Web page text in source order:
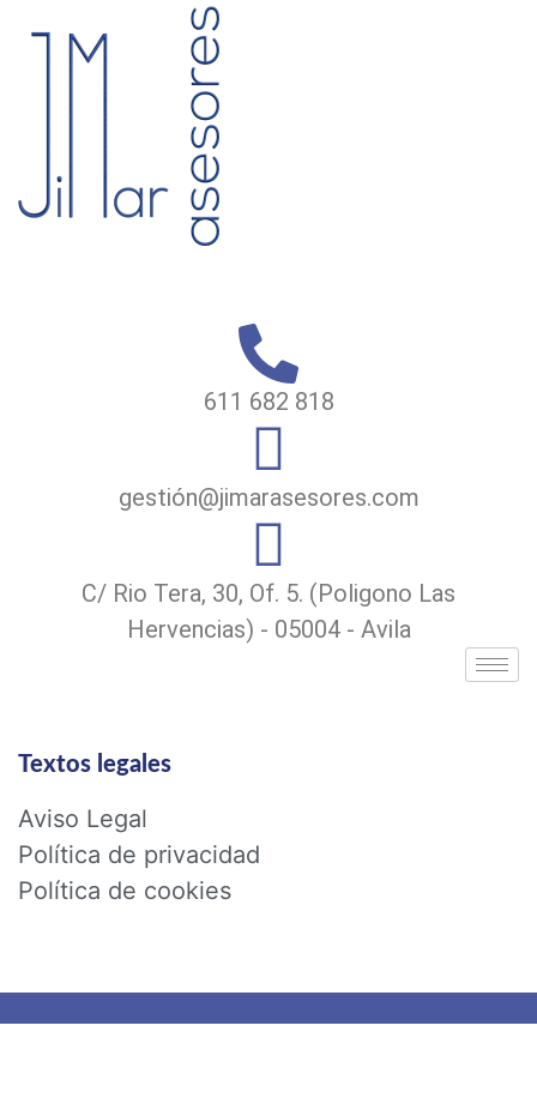
611 682 818
gestión@jimarasesores.com
C/ Rio Tera, 30, Of. 5. (Poligono Las
Hervencias) - 05004 - Avila
Textos legales
Aviso Legal
Política de privacidad
Política de cookies